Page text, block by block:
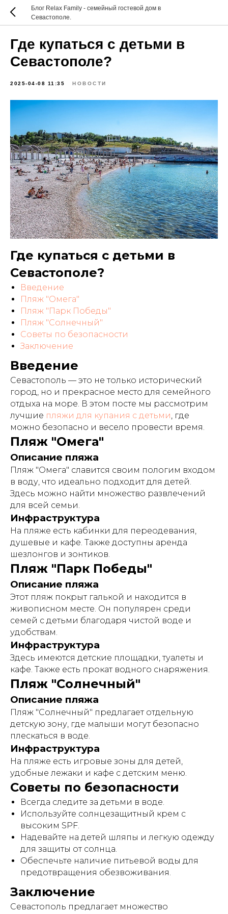
Блог Relax Family - семейный гостевой дом в
Севастополе.
Где купаться с детьми в
Севастополе?
2025-04-08 11:35 НОВОСТИ
Где купаться с детьми в
Севастополе?
Введение
Пляж "Омега"
Пляж "Парк Победы"
Пляж "Солнечный"
Советы по безопасности
Заключение
Введение
Севастополь — это не только исторический
город, но и прекрасное место для семейного
отдыха на море. В этом посте мы рассмотрим
лучшие пляжи для купания с детьми, где
можно безопасно и весело провести время.
Пляж "Омега"
Описание пляжа
Пляж "Омега" славится своим пологим входом
в воду, что идеально подходит для детей.
Здесь можно найти множество развлечений
для всей семьи.
Инфраструктура
На пляже есть кабинки для переодевания,
душевые и кафе. Также доступны аренда
шезлонгов и зонтиков.
Пляж "Парк Победы"
Описание пляжа
Этот пляж покрыт галькой и находится в
живописном месте. Он популярен среди
семей с детьми благодаря чистой воде и
удобствам.
Инфраструктура
Здесь имеются детские площадки, туалеты и
кафе. Также есть прокат водного снаряжения.
Пляж "Солнечный"
Описание пляжа
Пляж "Солнечный" предлагает отдельную
детскую зону, где малыши могут безопасно
плескаться в воде.
Инфраструктура
На пляже есть игровые зоны для детей,
удобные лежаки и кафе с детским меню.
Советы по безопасности
Всегда следите за детьми в воде.
Используйте солнцезащитный крем с
высоким SPF.
Надевайте на детей шляпы и легкую одежду
для защиты от солнца.
Обеспечьте наличие питьевой воды для
предотвращения обезвоживания.
Заключение
Севастополь предлагает множество